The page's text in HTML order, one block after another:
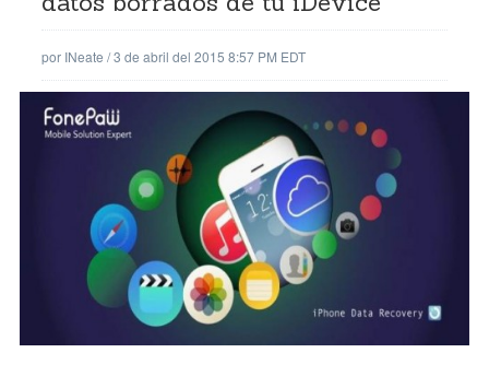
por INeate /3 de abril del 2015 8:57 PM EDT